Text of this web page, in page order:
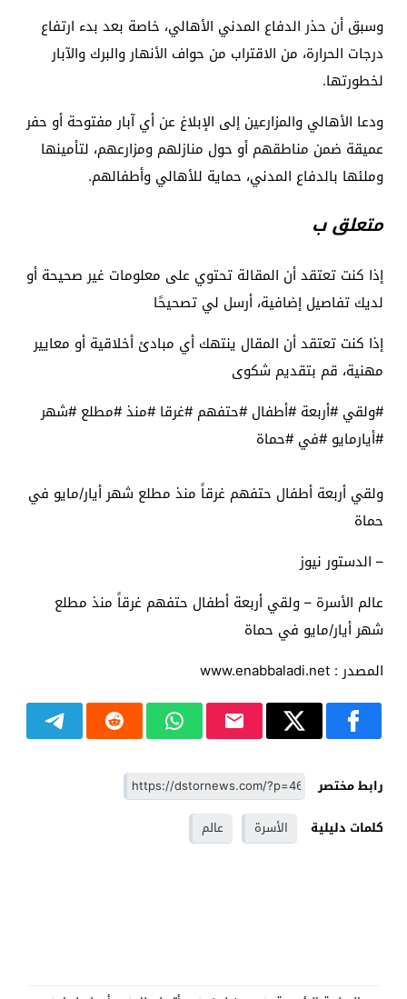
وسبق أن حذر الدفاع المدني الأهالي، خاصة بعد بدء ارتفاع
درجات الحرارة، من الاقتراب من حواف الأنهار والبرك والآبار
لخطورتها.
ودعا الأهالي والمزارعين إلى الإبلاغ عن أي آبار مفتوحة أو حفر
عميقة ضمن مناطقهم أو حول منازلهم ومزارعهم، لتأمينها
وملئها بالدفاع المدني، حماية للأهالي وأطفالهم.
متعلق ب
إذا كنت تعتقد أن المقالة تحتوي على معلومات غير صحيحة أو
لديك تفاصيل إضافية، أرسل لي تصحيحًا
إذا كنت تعتقد أن المقال ينتهك أي مبادئ أخلاقية أو معايير
مهنية، قم بتقديم شكوى
#ولقي #أربعة #أطفال #حتفهم #غرقا #منذ #مطلع #شهر
#أيارمايو #في #حماة
ولقي أربعة أطفال حتفهم غرقاً منذ مطلع شهر أيار/مايو في
حماة
– الدستور نيوز
عالم الأسرة – ولقي أربعة أطفال حتفهم غرقاً منذ مطلع
شهر أيار/مايو في حماة
المصدر : www.enabbaladi.net
رابط مختصر
كلمات دليلية
الأسرة عالم